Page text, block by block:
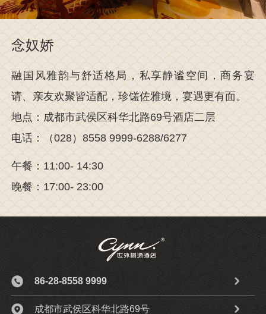
念奴娇
融国风雅韵与舒适格局，私享静谧空间，商务宴
请、亲友欢聚皆适配，珍馐佐雅境，宴遇更有面。
地点：成都市武侯区科华北路69号酒店二层
电话：（028）8558 9999-6288/6277
午餐：11:00- 14:30
晚餐：17:00- 23:00
86-28-8558 9999
成都市武侯区科华北路69号